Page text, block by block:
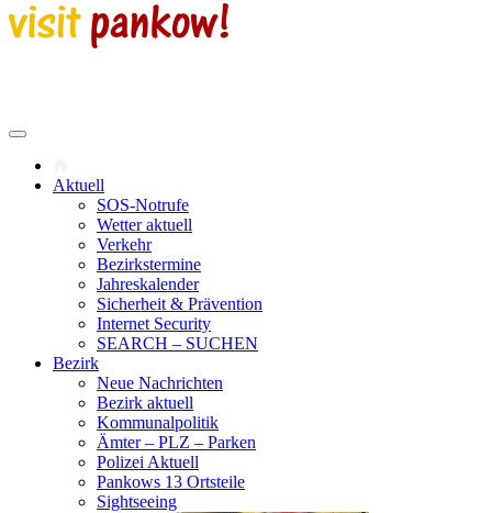
Aktuell
SOS-Notrufe
Wetter aktuell
Verkehr
Bezirkstermine
Jahreskalender
Sicherheit & Prävention
Internet Security
SEARCH – SUCHEN
Bezirk
Neue Nachrichten
Bezirk aktuell
Kommunalpolitik
Ämter – PLZ – Parken
Polizei Aktuell
Pankows 13 Ortsteile
Sightseeing